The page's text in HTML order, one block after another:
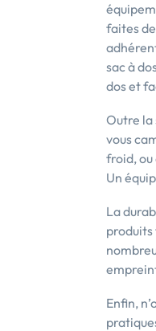
faites
sac à
dos et
Outre la
vous
froid, ou
Un
La
produits
Enfin,